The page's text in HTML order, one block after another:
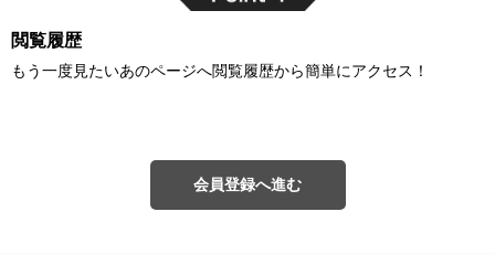
閲覧履歴
もう一度見たいあのページへ閲覧履歴から簡単にアクセス！
会員登録へ進む